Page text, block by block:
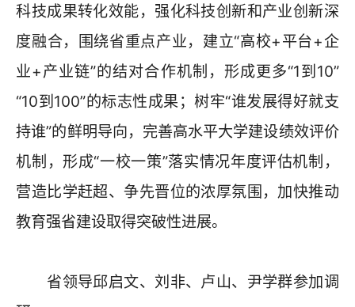
科技成果转化效能，强化科技创新和产业创新深
度融合，围绕省重点产业，建立“高校+平台+企
业+产业链”的结对合作机制，形成更多“1到10”
“10到100”的标志性成果；树牢“谁发展得好就支
持谁”的鲜明导向，完善高水平大学建设绩效评价
机制，形成“一校一策”落实情况年度评估机制，
营造比学赶超、争先晋位的浓厚氛围，加快推动
教育强省建设取得突破性进展。
省领导邱启文、刘非、卢山、尹学群参加调